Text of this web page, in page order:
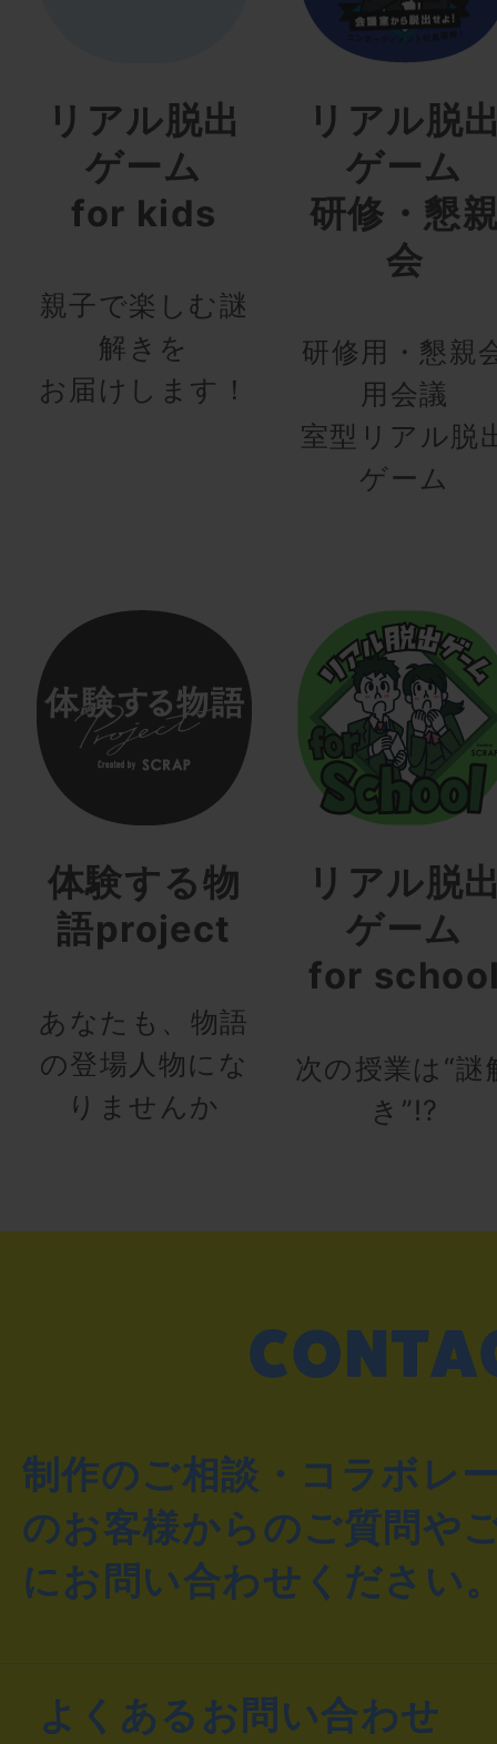
リアル脱出
ゲーム
for kids
親子で楽しむ謎
解きを
お届けします！
リアル脱
ゲーム
研修・懇
会
研修用・懇親
用会議
室型リアル脱
ゲーム
体験する物
語project
あなたも、物語
の登場人物にな
りませんか
リアル脱
ゲーム
for
次の授業は“謎
き”!?
制作のご相談・コラボレ
のお客様からのご質問や
にお問い合わせください
よくあるお問い合わせ